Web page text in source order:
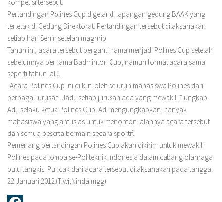
kompetisi tersebut.
Pertandingan Polines Cup digelar di lapangan gedung BAAK yang
terletak di Gedung Direktorat. Pertandingan tersebut dilaksanakan
setiap hari Senin setelah maghrib.
Tahun ini, acara tersebut berganti nama menjadi Polines Cup setelah
sebelumnya bernama Badminton Cup, namun format acara sama
seperti tahun lalu.
“Acara Polines Cup ini diikuti oleh seluruh mahasiswa Polines dari
berbagai jurusan. Jadi, setiap jurusan ada yang mewakili,” ungkap
Adi, selaku ketua Polines Cup. Adi mengungkapkan, banyak
mahasiswa yang antusias untuk menonton jalannya acara tersebut
dan semua peserta bermain secara sportif.
Pemenang pertandingan Polines Cup akan dikirim untuk mewakili
Polines pada lomba se-Politeknik Indonesia dalam cabang olahraga
bulu tangkis. Puncak dari acara tersebut dilaksanakan pada tanggal
22 Januari 2012.(Tiwi,Ninda mgg)